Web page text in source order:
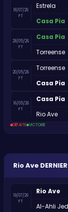
18/07/26
FT
Estrela
Casa Pia
28/05/26
FT
Casa Pia
Torreense
20/05/26
FT
Torreense
Casa Pia
16/05/26
FT
Casa Pia
Rio Ave
DÉFAITE VICTOIRE
Rio Ave
19/07/26
FT
Rio Ave
Al-Ahli